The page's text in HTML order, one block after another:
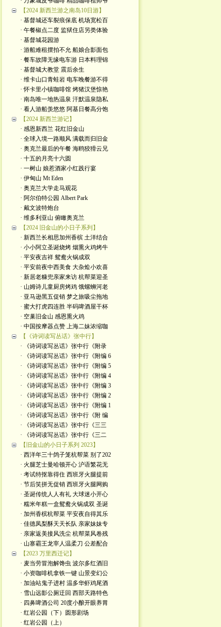
【2024 新西兰游之南岛10日游】
· 基督城还车裂痕保底 机场宽松百
· 午餐椒点二度 监狱住店另类体验
· 基督城花园游
· 游船难租摆拍不允 船娘合影面包
· 餐车故障无缘电车游 日本料理锦
· 基督城大教堂 震后余生
· 维卡山口青蛙岩 电车晚餐游不得
· 怀卡里小镇咖啡馆 烤猪汉堡惊艳
· 南岛唯一地热温泉 汗默温泉隐私
· 看人游船羡悠悠 阿基日餐高分饱
【2024 新西兰游记】
· 感恩新西兰 花红旧金山
· 全球入境一路顺风 满载而归旧金
· 奥克兰最后的午餐 海鸥狡猾云兄
· 十五的月亮十六圆
· 一树山 娘惹酒家小红践行宴
· 伊甸山 Mt Eden
· 奥克兰大学走马观花
· 阿尔伯特公园 Albert Park
· 戴文波特炮台
· 维多利亚山 俯瞰奥克兰
【2024 旧金山的小日子系列】
· 新西兰长相思加州香槟 土洋结合
· 小小阿立圣诞烧烤 烟熏火鸡烤牛
· 平安夜吉祥 鸳鸯火锅成双
· 平安前夜中西美食 大杂烩小欢喜
· 新居老糠兜亲家来访 杭帮菜迎圣
· 山姆诗儿童厨房烤鸡 饿螺蛳河老
· 亚马逊黑五促销 梦之旅吸尘拖地
· 蜜大打虎四连胜 半码啤酒屋干杯
· 空巢旧金山 感恩熏火鸡
· 中国按摩器点赞 上海二妹浓缩咖
【《诗词读写丛话》张中行】
· 《诗词读写丛话》张中行《附录
· 《诗词读写丛话》张中行《附编 6
· 《诗词读写丛话》张中行《附编 5
· 《诗词读写丛话》张中行《附编 4
· 《诗词读写丛话》张中行《附编 3
· 《诗词读写丛话》张中行《附编 2
· 《诗词读写丛话》张中行《附编 1
· 《诗词读写丛话》张中行《附 编
· 《诗词读写丛话》张中行《三三
· 《诗词读写丛话》张中行《三二
【旧金山的小日子系列 2023】
· 西洋年三十鸽子笼杭帮菜 别了202
· 火腿芝士曼哈顿开心 沪语繁花无
· 考试特抠靠得住 西班牙火腿提前
· 节后笑拼无促销 西班牙火腿网购
· 圣诞传统人人有礼 大球迷小开心
· 糯米年糕一盒鸳鸯火锅成双 圣诞
· 加州香槟杭帮菜 平安夜自得其乐
· 佳德凤梨酥天天长队 亲家妹妹专
· 亲家返美接风洗尘 杭帮菜风卷残
· 山寨霸王龙宰人温柔刀 公差配合
【2023 万里西迁记】
· 麦当劳冒泡解馋虫 波尔多红酒旧
· 小资咖啡机拿铁一键 山景变幻公
· 加油站鬼子进村 温多华虾鸡尾酒
· 雪山远影公厕迂回 西部天路特色
· 四鼻啤酒公司 20度小酿开眼养胃
· 红岩公园（下）圆形剧场
· 红岩公园（上）